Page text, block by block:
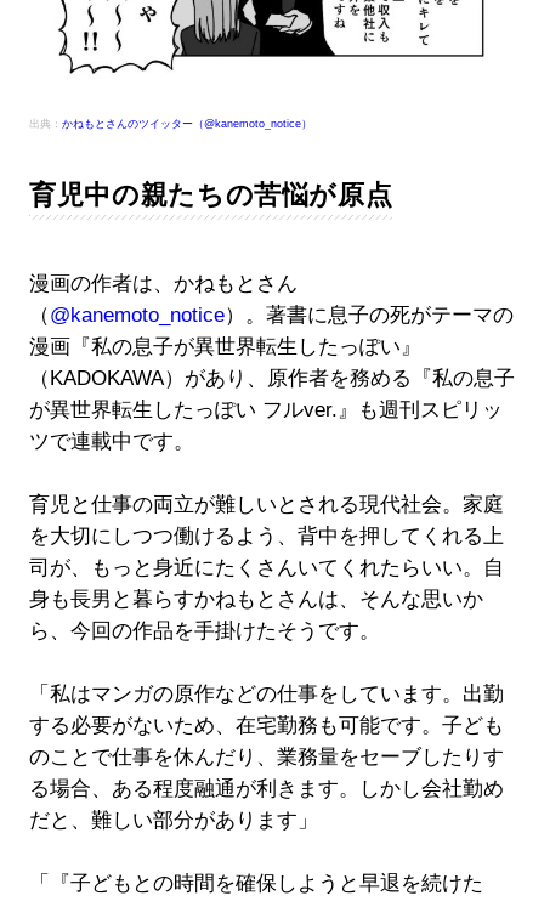
出典： かねもとさんのツイッター（@kanemoto_notice）
育児中の親たちの苦悩が原点
漫画の作者は、かねもとさん
（@kanemoto_notice）。著書に息子の死がテーマの
漫画『私の息子が異世界転生したっぽい』
（KADOKAWA）があり、原作者を務める『私の息子
が異世界転生したっぽい フルver.』も週刊スピリッ
ツで連載中です。
育児と仕事の両立が難しいとされる現代社会。家庭
を大切にしつつ働けるよう、背中を押してくれる上
司が、もっと身近にたくさんいてくれたらいい。自
身も長男と暮らすかねもとさんは、そんな思いか
ら、今回の作品を手掛けたそうです。
「私はマンガの原作などの仕事をしています。出勤
する必要がないため、在宅勤務も可能です。子ども
のことで仕事を休んだり、業務量をセーブしたりす
る場合、ある程度融通が利きます。しかし会社勤め
だと、難しい部分があります」
「『子どもとの時間を確保しようと早退を続けた